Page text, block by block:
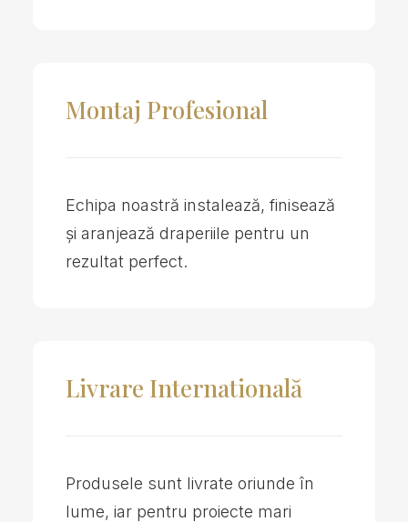
Montaj Profesional
Echipa noastră instalează, finisează
și aranjează draperiile pentru un
rezultat perfect.
Livrare Internatională
Produsele sunt livrate oriunde în
lume, iar pentru proiecte mari